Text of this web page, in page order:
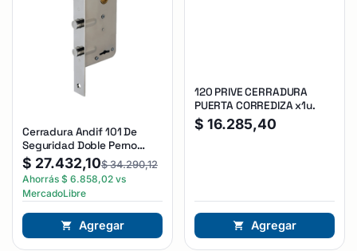
Cerradura Andif 101 De
Seguridad Doble Perno
Reforzada Plateado
$ 27.432,10$34.290,12
Ahorrás $ 6.858,02 vs
MercadoLibre
Agregar
120 PRIVE CERRADURA
PUERTA CORREDIZA x1u.
$ 16.285,40
Agregar